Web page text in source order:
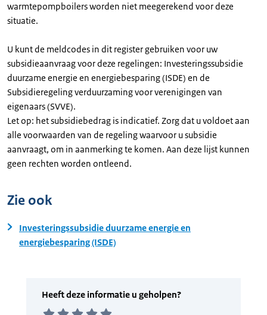
warmtepompboilers worden niet meegerekend voor deze
situatie.
U kunt de meldcodes in dit register gebruiken voor uw
subsidieaanvraag voor deze regelingen: Investeringssubsidie
duurzame energie en energiebesparing (ISDE) en de
Subsidieregeling verduurzaming voor verenigingen van
eigenaars (SVVE).
Let op: het subsidiebedrag is indicatief. Zorg dat u voldoet aan
alle voorwaarden van de regeling waarvoor u subsidie
aanvraagt, om in aanmerking te komen. Aan deze lijst kunnen
geen rechten worden ontleend.
Zie ook
Investeringssubsidie duurzame energie en
energiebesparing (ISDE)